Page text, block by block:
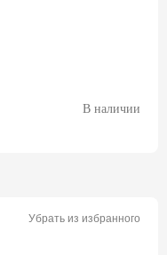
В наличии
Убрать из избранного